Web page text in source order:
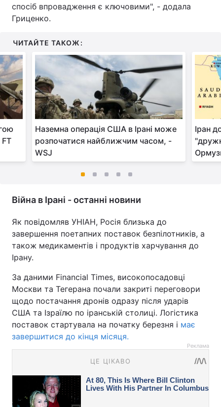
спосіб впровадження є ключовими", - додала
Гриценко.
ЧИТАЙТЕ ТАКОЖ:
Наземна операція США в Ірані може
розпочатися найближчим часом, -
WSJ
Іран
Війна в Ірані - останні новини
Як повідомляв УНІАН, Росія близька до
завершення поетапних поставок безпілотників, а
також медикаментів і продуктів харчування до
Ірану.
За даними Financial Times, високопосадовці
Москви та Тегерана почали закриті переговори
щодо постачання дронів одразу після ударів
США та Ізраїлю по іранській столиці. Логістика
поставок стартувала на початку березня і має
завершитися до кінця місяця.
Реклама